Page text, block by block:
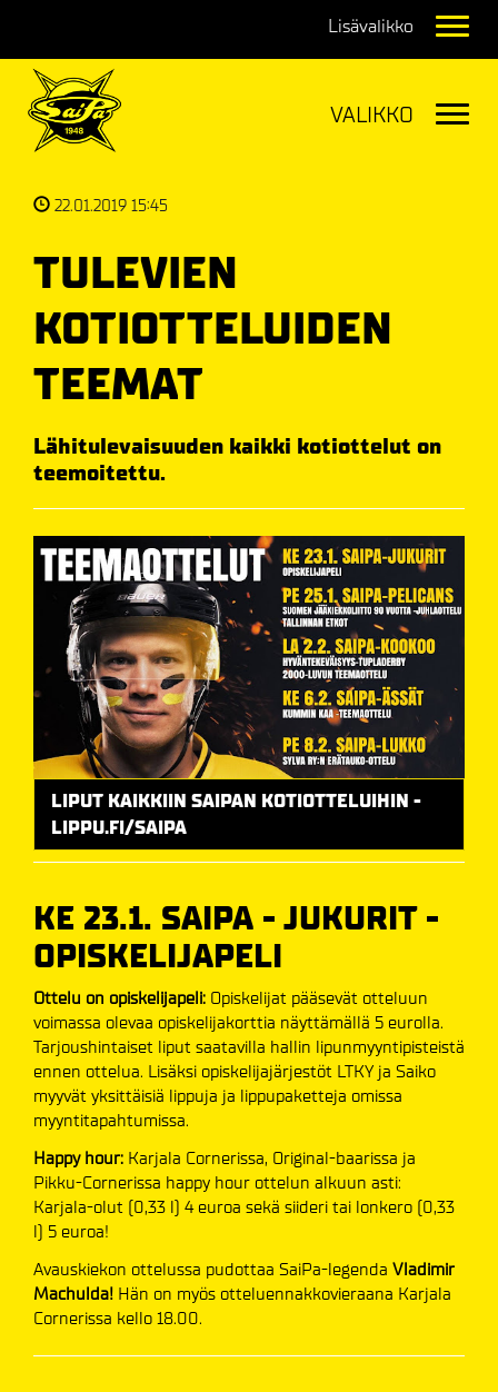
22.01.2019 15:45
TULEVIEN
KOTIOTTELUIDEN
TEEMAT
Lähitulevaisuuden kaikki kotiottelut on
teemoitettu.
LIPUT KAIKKIIN SAIPAN KOTIOTTELUIHIN -
LIPPU.FI/SAIPA
KE 23.1. SAIPA - JUKURIT -
OPISKELIJAPELI
Ottelu on opiskelijapeli: Opiskelijat pääsevät otteluun
voimassa olevaa opiskelijakorttia näyttämällä 5 eurolla.
Tarjoushintaiset liput saatavilla hallin lipunmyyntipisteistä
ennen ottelua. Lisäksi opiskelijajärjestöt LTKY ja Saiko
myyvät yksittäisiä lippuja ja lippupaketteja omissa
myyntitapahtumissa.
Happy hour: Karjala Cornerissa, Original-baarissa ja
Pikku-Cornerissa happy hour ottelun alkuun asti:
Karjala-olut (0,33 l) 4 euroa sekä siideri tai lonkero (0,33
l) 5 euroa!
Avauskiekon ottelussa pudottaa SaiPa-legenda Vladimir
Machulda! Hän on myös otteluennakkovieraana Karjala
Cornerissa kello 18.00.